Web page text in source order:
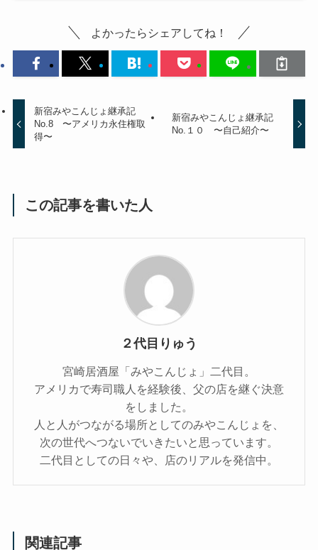
よかったらシェアしてね！
新宿みやこんじょ継承記
No.8 〜アメリカ永住権取
得〜
新宿みやこんじょ継承記
No.１０ 〜自己紹介〜
この記事を書いた人
２代目りゅう
宮崎居酒屋「みやこんじょ」二代目。
アメリカで寿司職人を経験後、父の店を継ぐ決意
をしました。
人と人がつながる場所としてのみやこんじょを、
次の世代へつないでいきたいと思っています。
二代目としての日々や、店のリアルを発信中。
関連記事